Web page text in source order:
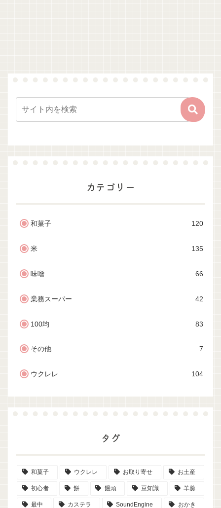
カテゴリー
和菓子 120
米 135
味噌 66
業務スーパー 42
100均 83
その他 7
ウクレレ 104
タグ
和菓子 ウクレレ お取り寄せ お土産
初心者 餅 饅頭 豆知識 羊羹
最中 カステラ SoundEngine おかき